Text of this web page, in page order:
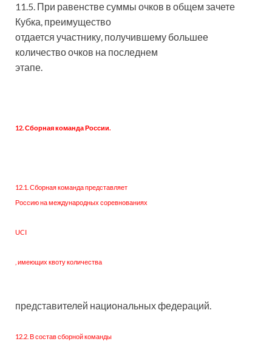
11.5. При равенстве суммы очков в общем зачете
Кубка, преимущество
отдается участнику, получившему большее
количество очков на последнем
этапе.
12. Сборная команда России.
12.1. Сборная команда представляет
Россию на международных соревнованиях
UCI
, имеющих квоту количества
представителей национальных федераций.
12.2. В состав сборной команды